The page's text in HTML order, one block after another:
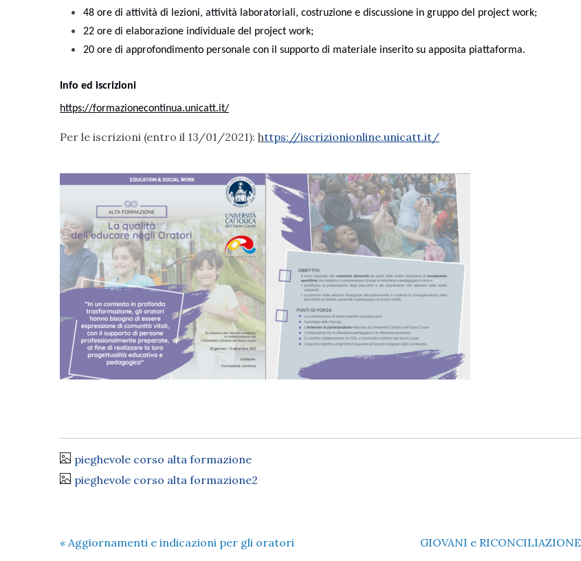
48 ore di attività di lezioni, attività laboratoriali, costruzione e discussione in gruppo del project work;
22 ore di elaborazione individuale del project work;
20 ore di approfondimento personale con il supporto di materiale inserito su apposita piattaforma.
Info ed iscrizioni
https://formazionecontinua.unicatt.it/
Per le iscrizioni (entro il 13/01/2021): https://iscrizionionline.unicatt.it/
pieghevole corso alta formazione
pieghevole corso alta formazione2
« Aggiornamenti e indicazioni per gli oratori GIOVANI e RICONCILIAZIONE